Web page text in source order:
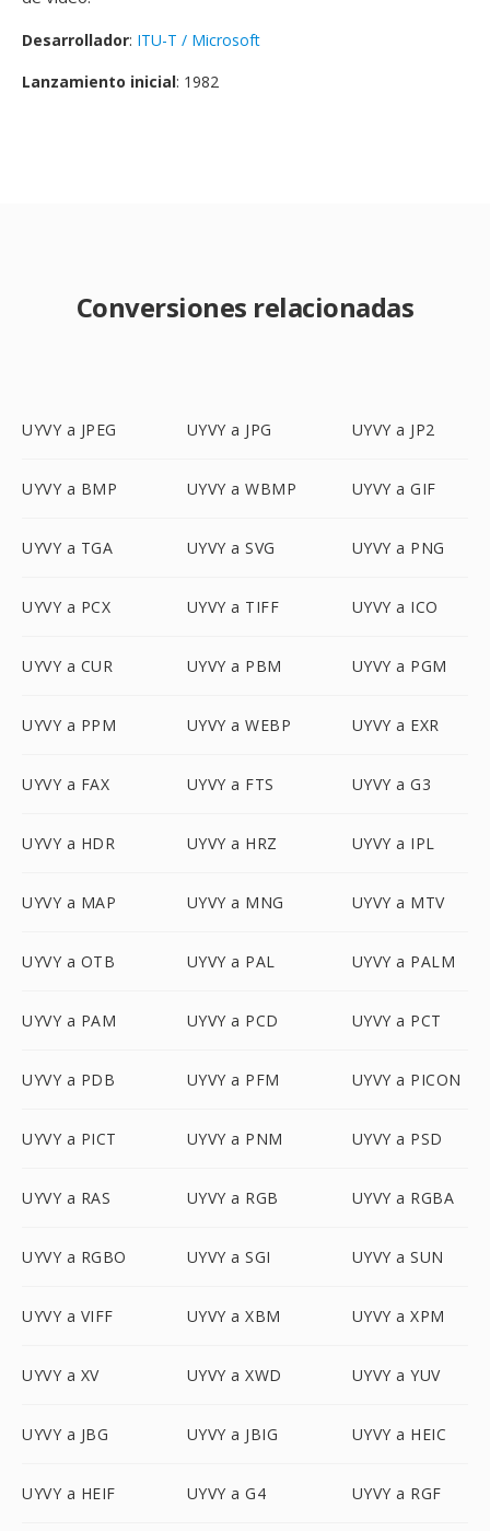
Desarrollador: ITU-T / Microsoft
Lanzamiento inicial: 1982
Conversiones relacionadas
UYVY a JPEG UYVY a JPG UYVY a JP2
UYVY a BMP UYVY a WBMP UYVY a GIF
UYVY a TGA UYVY a SVG UYVY a PNG
UYVY a PCX UYVY a TIFF UYVY a ICO
UYVY a CUR UYVY a PBM UYVY a PGM
UYVY a PPM UYVY a WEBP UYVY a EXR
UYVY a FAX UYVY a FTS UYVY a G3
UYVY a HDR UYVY a HRZ UYVY a IPL
UYVY a MAP UYVY a MNG UYVY a MTV
UYVY a OTB UYVY a PAL UYVY a PALM
UYVY a PAM UYVY a PCD UYVY a PCT
UYVY a PDB UYVY a PFM UYVY a PICON
UYVY a PICT UYVY a PNM UYVY a PSD
UYVY a RAS UYVY a RGB UYVY a RGBA
UYVY a RGBO UYVY a SGI UYVY a SUN
UYVY a VIFF UYVY a XBM UYVY a XPM
UYVY a XV UYVY a XWD UYVY a YUV
UYVY a JBG UYVY a JBIG UYVY a HEIC
UYVY a HEIF UYVY a G4 UYVY a RGF